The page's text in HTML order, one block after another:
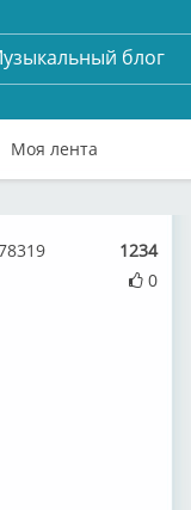
блог
Моя лента
1234
0